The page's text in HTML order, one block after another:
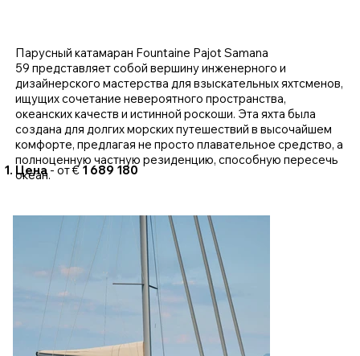
Цена- от €1 689 180
Парусный катамаран Fountaine Pajot Samana
59 представляет собой вершину инженерного и
дизайнерского мастерства для взыскательных яхтсменов,
ищущих сочетание невероятного пространства,
океанских качеств и истинной роскоши. Эта яхта была
создана для долгих морских путешествий в высочайшем
комфорте, предлагая не просто плавательное средство, а
полноценную частную резиденцию, способную пересечь
океан.